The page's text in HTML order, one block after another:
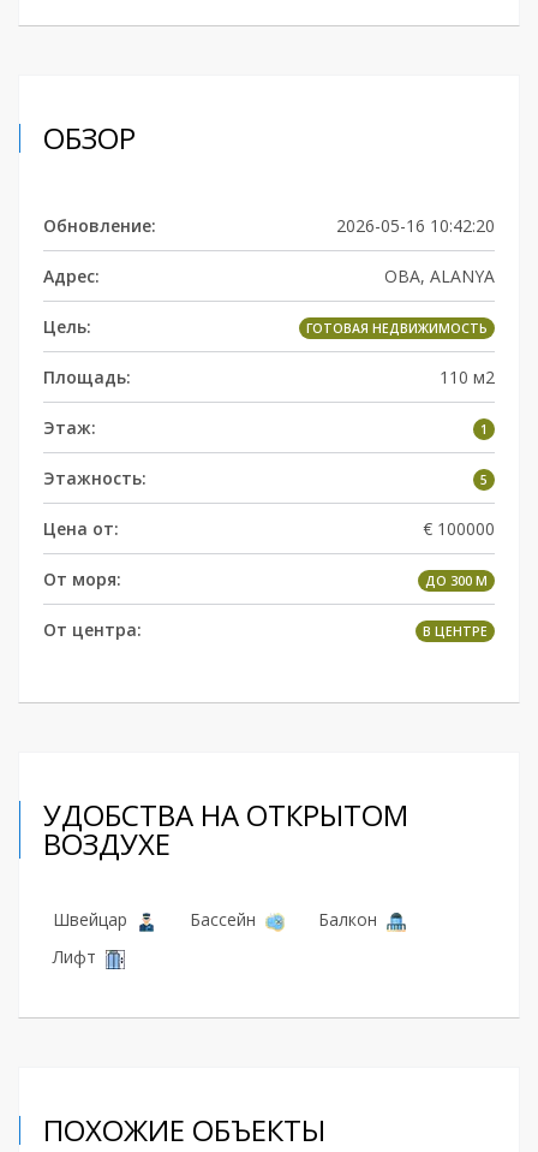
ОБЗОР
Обновление: 2026-05-16 10:42:20
Адрес: OBA, ALANYA
Цель: ГОТОВАЯ НЕДВИЖИМОСТЬ
Площадь: 110 м2
Этаж: 1
Этажность: 5
Цена от: € 100000
От моря: ДО 300 М
От центра: В ЦЕНТРЕ
УДОБСТВА НА ОТКРЫТОМ
ВОЗДУХЕ
Швейцар Бассейн
Балкон
Лифт
ПОХОЖИЕ ОБЪЕКТЫ